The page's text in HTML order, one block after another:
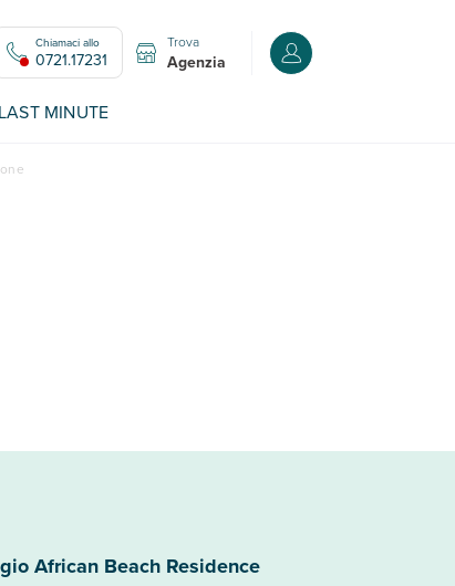
Chiamaci allo
0721.17231
Trova
Agenzia Accedi o registrati
LAST MINUTE
African Beach Residence